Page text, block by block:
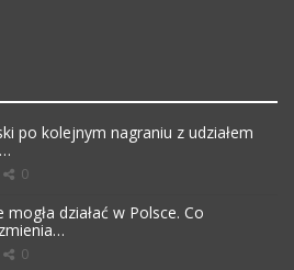
po kolejnym nagraniu z udziałem
0
mogła działać w Polsce. Co
0